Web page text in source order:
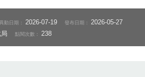
異動日期：2026-07-19 發布日期：2026-05-27
點閱次數：238